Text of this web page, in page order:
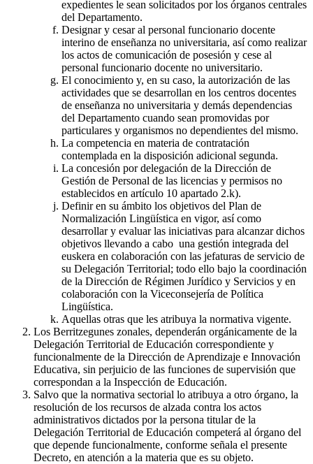
expedientes le sean solicitados por los órganos centrales
del Departamento.
Designar y cesar al personal funcionario docente
interino de enseñanza no universitaria, así como realizar
los actos de comunicación de posesión y cese al
personal funcionario docente no universitario.
El conocimiento y, en su caso, la autorización de las
actividades que se desarrollan en los centros docentes
de enseñanza no universitaria y demás dependencias
del Departamento cuando sean promovidas por
particulares y organismos no dependientes del mismo.
La competencia en materia de contratación
contemplada en la disposición adicional segunda.
La concesión por delegación de la Dirección de
Gestión de Personal de las licencias y permisos no
establecidos en artículo 10 apartado 2.k).
Definir en su ámbito los objetivos del Plan de
Normalización Lingüística en vigor, así como
desarrollar y evaluar las iniciativas para alcanzar dichos
objetivos llevando a cabo una gestión integrada del
euskera en colaboración con las jefaturas de servicio de
su Delegación Territorial; todo ello bajo la coordinación
de la Dirección de Régimen Jurídico y Servicios y en
colaboración con la Viceconsejería de Política
Lingüística.
Aquellas otras que les atribuya la normativa vigente.
Los Berritzegunes zonales, dependerán orgánicamente de la
Delegación Territorial de Educación correspondiente y
funcionalmente de la Dirección de Aprendizaje e Innovación
Educativa, sin perjuicio de las funciones de supervisión que
correspondan a la Inspección de Educación.
Salvo que la normativa sectorial lo atribuya a otro órgano, la
resolución de los recursos de alzada contra los actos
administrativos dictados por la persona titular de la
Delegación Territorial de Educación competerá al órgano del
que depende funcionalmente, conforme señala el presente
Decreto, en atención a la materia que es su objeto.